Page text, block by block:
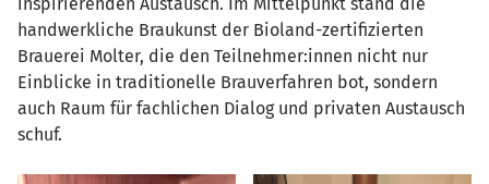
handwerkliche Braukunst der Bioland-zertifizierten
Brauerei Molter, die den Teilnehmer:innen nicht nur
Einblicke in traditionelle Brauverfahren bot, sondern
auch Raum für fachlichen Dialog und privaten Austausch
schuf.